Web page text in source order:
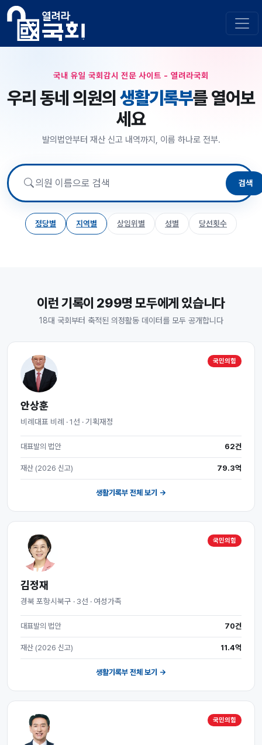
국내 유일 국회감시 전문 사이트 - 열려라국회
우리 동네 의원의 생활기록부를 열어보
세요
발의법안부터 재산 신고 내역까지, 이름 하나로 전부.
검색
정당별 지역별 상임위별 성별 당선횟수
이런 기록이 299명 모두에게 있습니다
18대 국회부터 축적된 의정활동 데이터를 모두 공개합니다
국민의힘
안상훈
비례대표 비례 · 1선 · 기획재정
대표발의 법안 62건
재산 (2026 신고) 79.3억
생활기록부 전체 보기 →
국민의힘
김정재
경북 포항시북구 · 3선 · 여성가족
대표발의 법안 70건
재산 (2026 신고) 11.4억
생활기록부 전체 보기 →
국민의힘